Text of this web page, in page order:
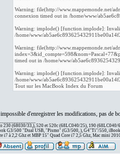
Warning: file(http://www.mappemonde.net/
connexion timed out in /home/www/
Warning: implode() [function.implode]:
/home/www/
Warning: file(http://www.mappemonde.net/
timed out in /home/www/
Warning: implode() [function.implode]:
/home/www/
Tout sur les MacBook Index du Forum
d'enregistrer les modifications, pas de
230 (68030/33,), 520 et 520c (68LC040/25), 190 (68LC040/
G3/500 "Dual USB, "Pismo" (G3/500, ), G4"Ti"/550,
i7 à 2,2 Ghz et MBP 15" Quad Core i7 2,5 Ghz, Mac mini